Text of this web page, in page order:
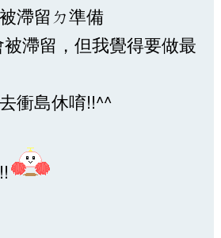
滯留ㄉ準備
滯留，但我覺得要做最
衝島休唷!!^^